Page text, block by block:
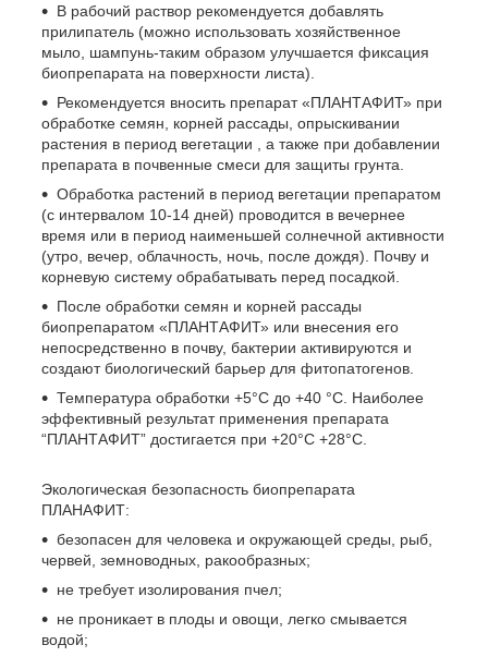
В рабочий раствор рекомендуется добавлять
прилипатель (можно использовать хозяйственное
мыло, шампунь-таким образом улучшается фиксация
биопрепарата на поверхности листа).
Рекомендуется вносить препарат «ПЛАНТАФИТ» при
обработке семян, корней рассады, опрыскивании
растения в период вегетации , а также при добавлении
препарата в почвенные смеси для защиты грунта.
Обработка растений в период вегетации препаратом
(с интервалом 10-14 дней) проводится в вечернее
время или в период наименьшей солнечной активности
(утро, вечер, облачность, ночь, после дождя). Почву и
корневую систему обрабатывать перед посадкой.
После обработки семян и корней рассады
биопрепаратом «ПЛАНТАФИТ» или внесения его
непосредственно в почву, бактерии активируются и
создают биологический барьер для фитопатогенов.
Температура обработки +5°С до +40 °С. Наиболее
эффективный результат применения препарата
“ПЛАНТАФИТ” достигается при +20°С +28°С.
Экологическая безопасность биопрепарата
ПЛАНАФИТ:
безопасен для человека и окружающей среды, рыб,
червей, земноводных, ракообразных;
не требует изолирования пчел;
не проникает в плоды и овощи, легко смывается
водой;